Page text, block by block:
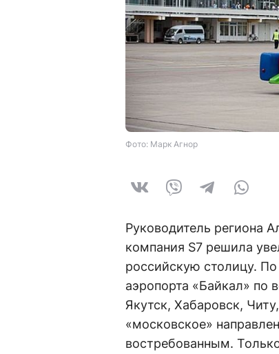
Фото: Марк Агнор
Руководитель региона
компания S7 решила
российскую столицу.
аэропорта «Байкал» по
Якутск, Хабаровск,
«московское»
востребованным.